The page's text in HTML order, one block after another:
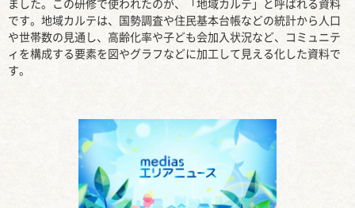
ました。この研修で使われたのが、「地域カルテ」と呼ばれる資料
です。地域カルテは、国勢調査や住民基本台帳などの統計から人口
や世帯数の見通し、高齢化率や子ども会加入状況など、コミュニテ
ィを構成する要素を図やグラフなどに加工して見える化した資料で
す。